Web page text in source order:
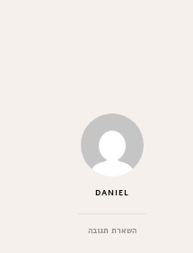
DANIEL
השארת תגובהבנושא